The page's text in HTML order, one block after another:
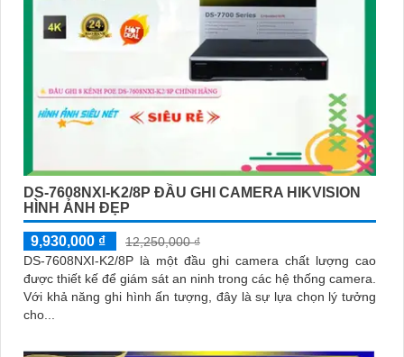
DS-7608NXI-K2/8P ĐẦU GHI CAMERA HIKVISION
HÌNH ẢNH ĐẸP
9,930,000 ₫
12,250,000 ₫
DS-7608NXI-K2/8P là một đầu ghi camera chất lượng cao
được thiết kế để giám sát an ninh trong các hệ thống camera.
Với khả năng ghi hình ấn tượng, đây là sự lựa chọn lý tưởng
cho...